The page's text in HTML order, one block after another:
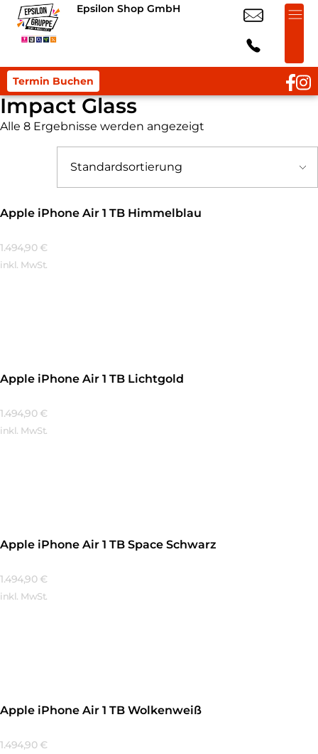
Epsilon Shop GmbH
Termin Buchen
Impact Glass
Alle 8 Ergebnisse werden angezeigt
Apple iPhone Air 1 TB Himmelblau
1.494,90 €
inkl. MwSt.
Apple iPhone Air 1 TB Lichtgold
1.494,90 €
inkl. MwSt.
Apple iPhone Air 1 TB Space Schwarz
1.494,90 €
inkl. MwSt.
Apple iPhone Air 1 TB Wolkenweiß
1.494,90 €